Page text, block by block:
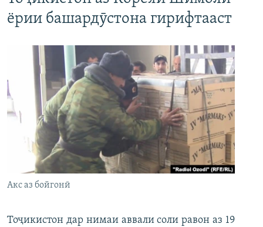
ёрии башардӯстона гирифтааст
Акс аз бойгонӣ
Тоҷикистон дар нимаи аввали соли равон аз 19